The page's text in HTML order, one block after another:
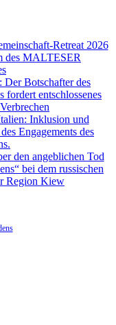
Retreat 2026
des MALTESER
Der Botschafter des
fordert entschlossenes
Inklusion und
Engagements des
den angeblichen Tod
bei dem russischen
Region Kiew